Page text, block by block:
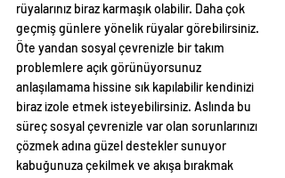
rüyalarınız biraz karmaşık olabilir. Daha çok
geçmiş günlere yönelik rüyalar görebilirsiniz.
Öte yandan sosyal çevrenizle bir takım
problemlere açık görünüyorsunuz
anlaşılamama hissine sık kapılabilir kendinizi
biraz izole etmek isteyebilirsiniz. Aslında bu
süreç sosyal çevrenizle var olan sorunlarınızı
çözmek adına güzel destekler sunuyor
kabuğunuza çekilmek ve akışa bırakmak